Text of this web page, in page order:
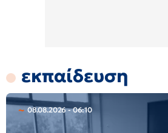
εκπαίδευση
08.08.2026 - 06:10